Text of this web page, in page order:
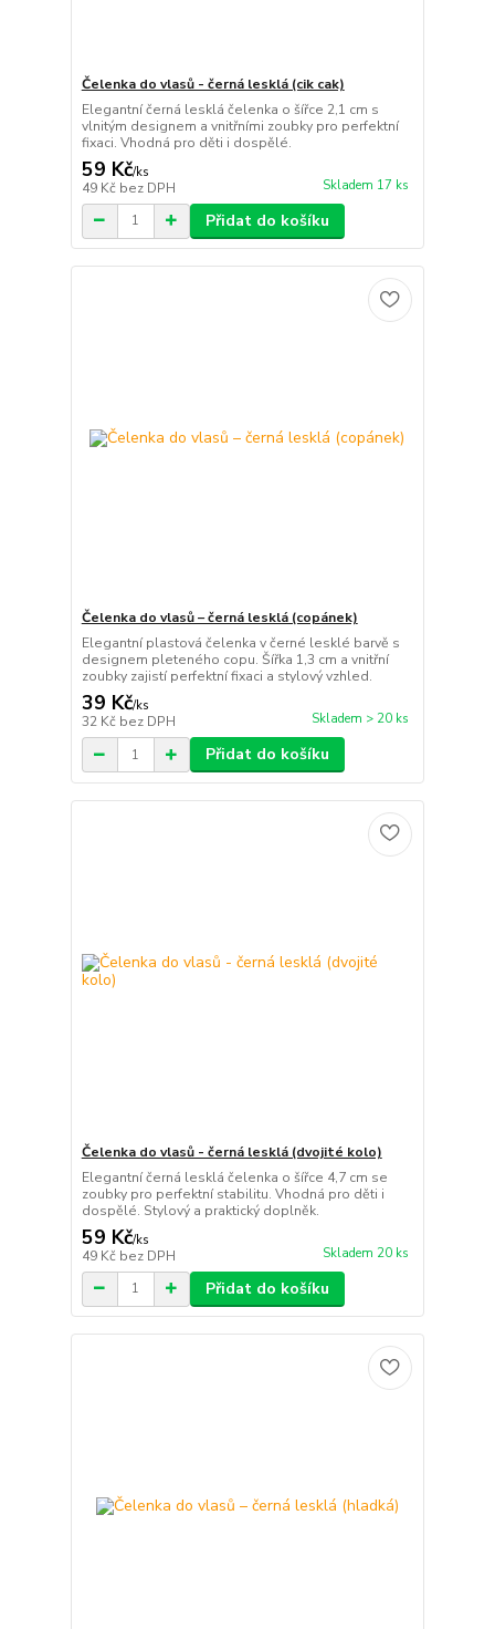
Čelenka do vlasů - černá lesklá (cik cak)
Elegantní černá lesklá čelenka o šířce 2,1 cm s
vlnitým designem a vnitřními zoubky pro perfektní
fixaci. Vhodná pro děti i dospělé.
59 Kč/ks
49 Kč bez DPH Skladem 17 ks
Přidat do košíku
Čelenka do vlasů – černá lesklá (copánek)
Elegantní plastová čelenka v černé lesklé barvě s
designem pleteného copu. Šířka 1,3 cm a vnitřní
zoubky zajistí perfektní fixaci a stylový vzhled.
39 Kč/ks
32 Kč bez DPH Skladem > 20 ks
Přidat do košíku
Čelenka do vlasů - černá lesklá (dvojité kolo)
Elegantní černá lesklá čelenka o šířce 4,7 cm se
zoubky pro perfektní stabilitu. Vhodná pro děti i
dospělé. Stylový a praktický doplněk.
59 Kč/ks
49 Kč bez DPH Skladem 20 ks
Přidat do košíku